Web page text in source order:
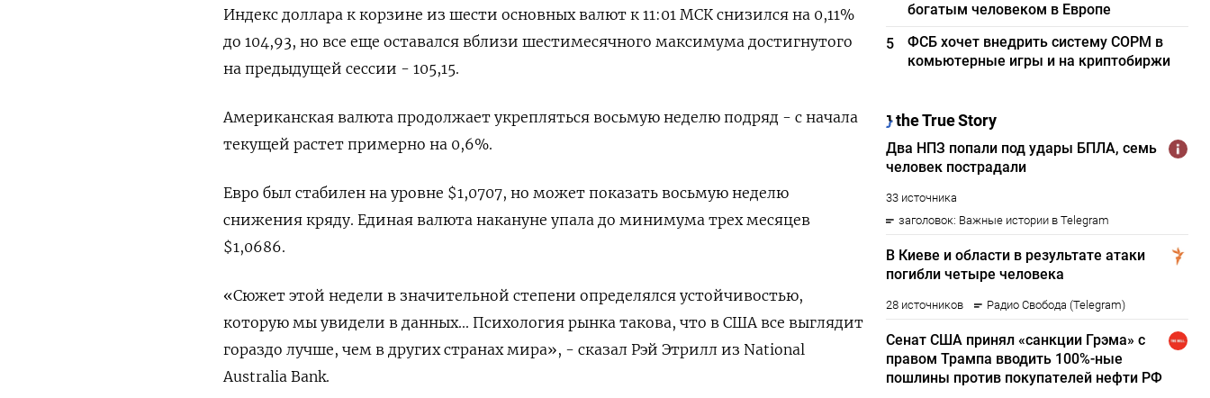
Индекс доллара к корзине из шести основных валют к 11:01 МСК снизился на 0,11%
до 104,93​, но все еще оставался вблизи шестимесячного максимума достигнутого
на предыдущей сессии - 105,15.
Американская валюта продолжает укрепляться восьмую неделю подряд - с начала
текущей растет примерно на 0,6%.
Евро был стабилен на уровне $1,0707​, но может показать восьмую неделю
снижения кряду. Единая валюта накануне упала до минимума трех месяцев
$1,0686.
«Сюжет этой недели в значительной степени определялся устойчивостью,
которую мы увидели в данных... Психология рынка такова, что в США все выглядит
гораздо лучше, чем в других странах мира», - сказал Рэй Этрилл из National
Australia Bank.
богатым человеком в Европе
5
ФСБ хочет внедрить систему СОРМ в
комьютерные игры и на криптобиржи